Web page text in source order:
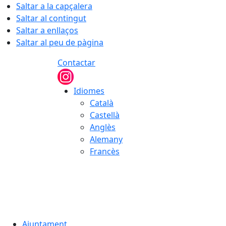
Saltar a la capçalera
Saltar al contingut
Saltar a enllaços
Saltar al peu de pàgina
Contactar
Idiomes
Català
Castellà
Anglès
Alemany
Francès